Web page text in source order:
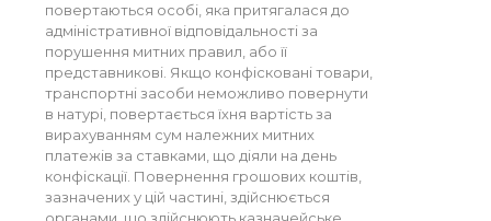
повертаються особі, яка притягалася до
адміністративної відповідальності за
порушення митних правил, або її
представникові. Якщо конфісковані товари,
транспортні засоби неможливо повернути
в натурі, повертається їхня вартість за
вирахуванням сум належних митних
платежів за ставками, що діяли на день
конфіскації. Повернення грошових коштів,
зазначених у цій частині, здійснюється